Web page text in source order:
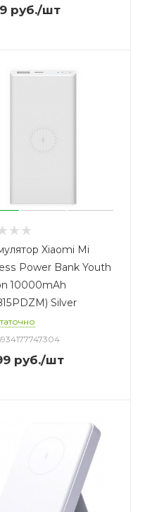
руб./шт
Xiaomi Mi
Power Bank Youth
10000mAh
Silver
руб./шт